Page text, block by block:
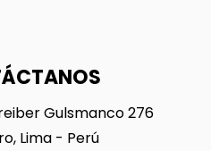
Gulsmanco 276
Lima - Perú